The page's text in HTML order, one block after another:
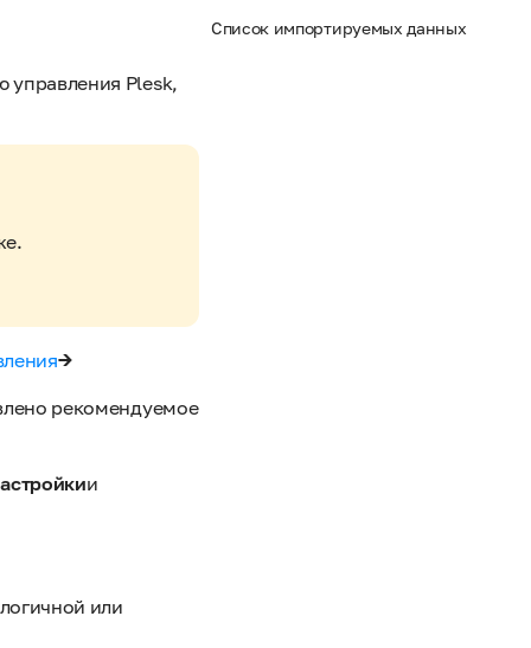
управления Plesk,
→
рекомендуемое
и
или
Список импортируемых данных